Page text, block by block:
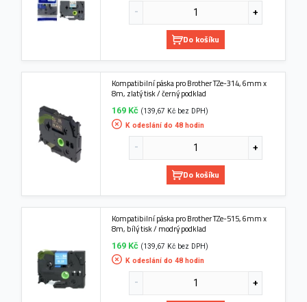
Do košíku
Kompatibilní páska pro Brother TZe-314, 6mm x
8m, zlatý tisk / černý podklad
169 Kč (139,67 Kč bez DPH)
K odeslání do 48 hodin
Do košíku
Kompatibilní páska pro Brother TZe-515, 6mm x
8m, bílý tisk / modrý podklad
169 Kč (139,67 Kč bez DPH)
K odeslání do 48 hodin